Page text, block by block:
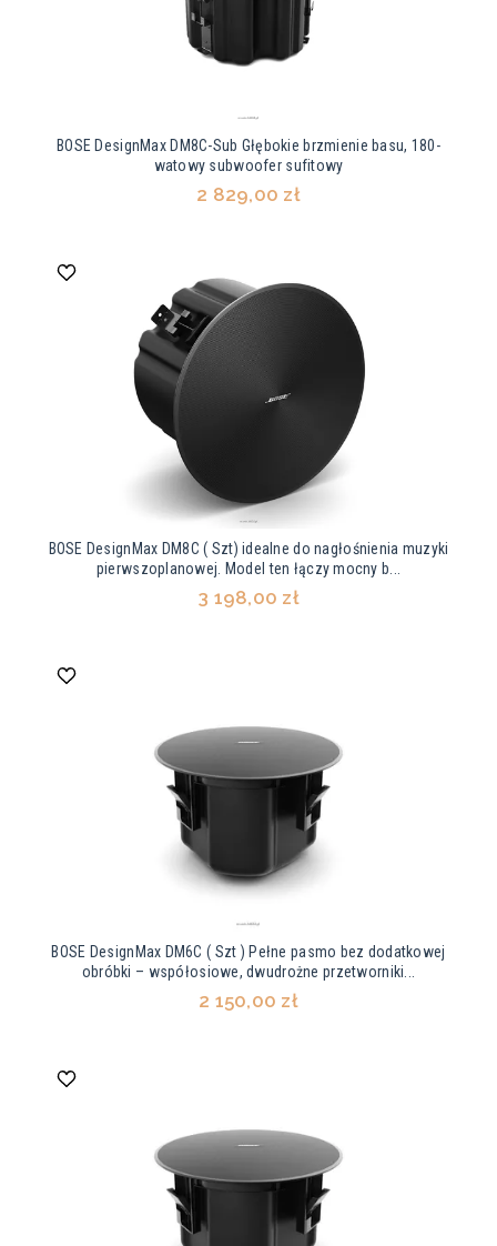
BOSE DesignMax DM8C-Sub Głębokie brzmienie basu, 180-
watowy subwoofer sufitowy
2 829,00 zł
BOSE DesignMax DM8C ( Szt) idealne do nagłośnienia muzyki
pierwszoplanowej. Model ten łączy mocny b...
3 198,00 zł
BOSE DesignMax DM6C ( Szt ) Pełne pasmo bez dodatkowej
obróbki – współosiowe, dwudrożne przetworniki...
2 150,00 zł